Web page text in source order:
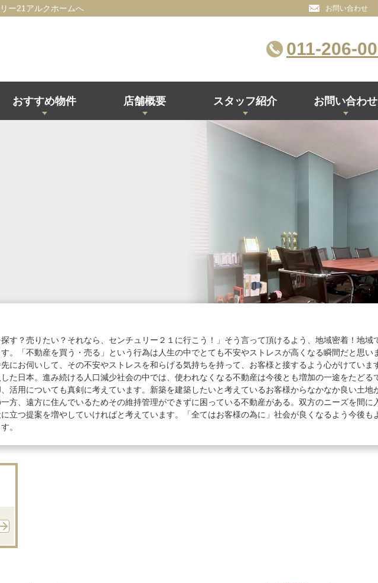
ー21アルクホームへ お問い合わせ
011-206-
おすすめ物件 店舗概要 スタッフ紹介 お問い合わせ
す？売りたい？それなら、センチュリー２１に行こう！」そう言って頂けるよう、地域密着！地域
。「不動産を買う・売る」という行為は人生の中でとても不安やストレスが高くなる瞬間だと思い
にお伺いして、その不安やストレスを和らげる気持ちを持って、お客様と接するよう心がけていま
た日本。進み続ける人口減少社会の中では、使われなくなる不動産は今後とも増加の一途をたどる
活用についても真剣に考えています。新築を建築したいと考えているお客様からなかなか良い土地
方、遠方に住んでいるためその維持管理ができずに困っている不動産がある。双方のニーズを間に
立つ提案を増やしていければと考えています。「全てはお客様の為に」社会が良くなるよう今後も
。